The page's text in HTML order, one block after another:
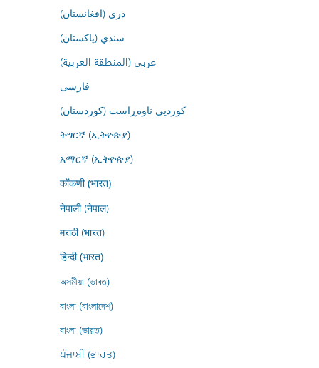
درى (افغانستان)
سنڌي (پاکستان)
عربي (المنطقة العربية)
فارسى
کوردیی ناوەڕاست (کوردستان)
ትግርኛ (ኢትዮጵያ)
አማርኛ (ኢትዮጵያ)
कोंकणी (भारत)
नेपाली (नेपाल)
मराठी (भारत)
हिन्दी (भारत)
অসমীয়া (ভাৰত)
বাংলা (বাংলাদেশ)
বাংলা (ভারত)
ਪੰਜਾਬੀ (ਭਾਰਤ)